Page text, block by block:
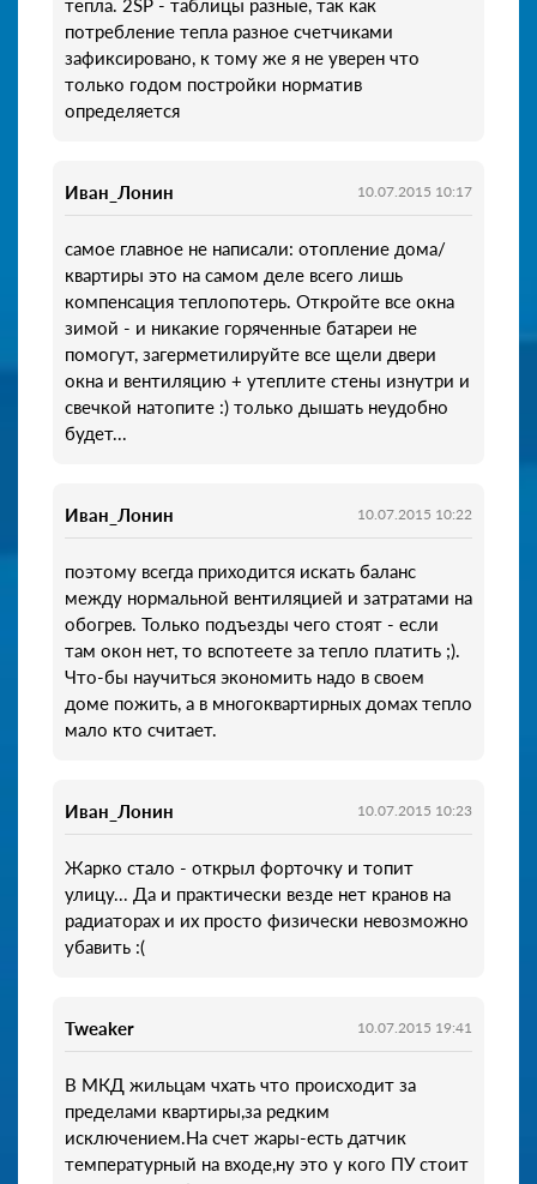
тепла. 2SP - таблицы разные, так как
потребление тепла разное счетчиками
зафиксировано, к тому же я не уверен что
только годом постройки норматив
определяется
Иван_Лонин 10.07.2015 10:17
самое главное не написали: отопление дома/
квартиры это на самом деле всего лишь
компенсация теплопотерь. Откройте все окна
зимой - и никакие горяченные батареи не
помогут, загерметилируйте все щели двери
окна и вентиляцию + утеплите стены изнутри и
свечкой натопите :) только дышать неудобно
будет...
Иван_Лонин 10.07.2015 10:22
поэтому всегда приходится искать баланс
между нормальной вентиляцией и затратами на
обогрев. Только подъезды чего стоят - если
там окон нет, то вспотеете за тепло платить ;).
Что-бы научиться экономить надо в своем
доме пожить, а в многоквартирных домах тепло
мало кто считает.
Иван_Лонин 10.07.2015 10:23
Жарко стало - открыл форточку и топит
улицу... Да и практически везде нет кранов на
радиаторах и их просто физически невозможно
убавить :(
Tweaker 10.07.2015 19:41
В МКД жильцам чхать что происходит за
пределами квартиры,за редким
исключением.На счет жары-есть датчик
температурный на входе,ну это у кого ПУ стоит